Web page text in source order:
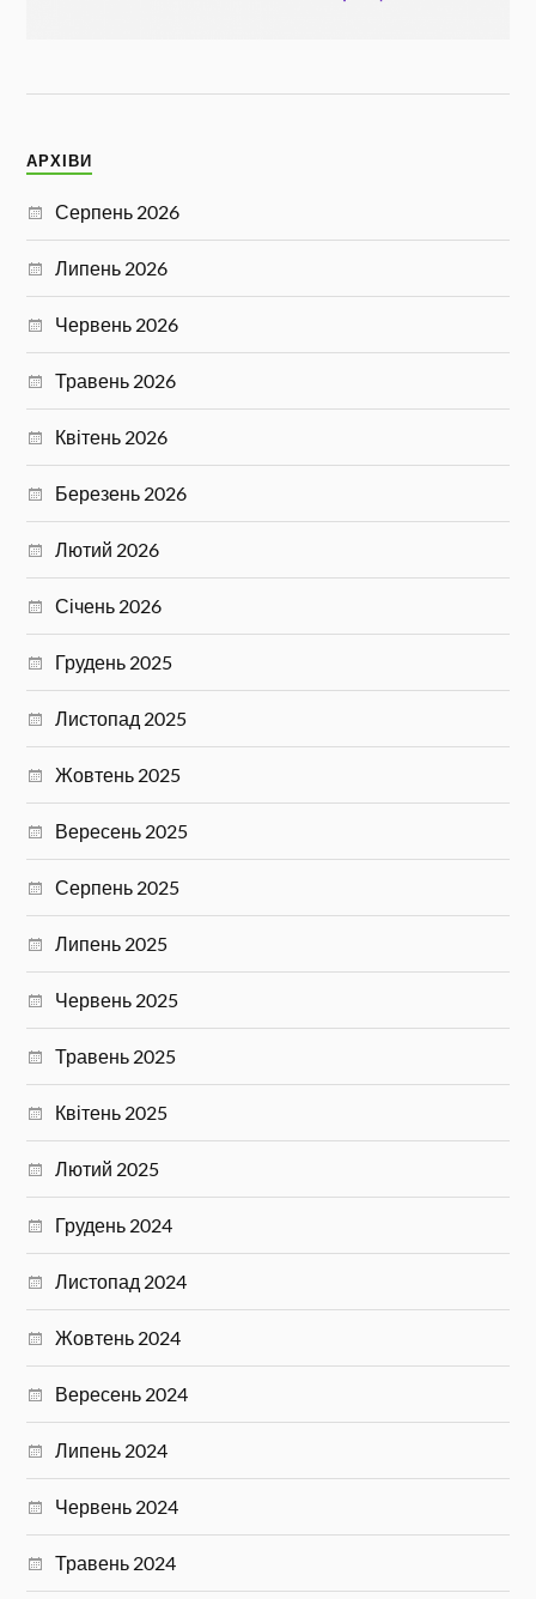
АРХІВИ
Серпень 2026
Липень 2026
Червень 2026
Травень 2026
Квітень 2026
Березень 2026
Лютий 2026
Січень 2026
Грудень 2025
Листопад 2025
Жовтень 2025
Вересень 2025
Серпень 2025
Липень 2025
Червень 2025
Травень 2025
Квітень 2025
Лютий 2025
Грудень 2024
Листопад 2024
Жовтень 2024
Вересень 2024
Липень 2024
Червень 2024
Травень 2024